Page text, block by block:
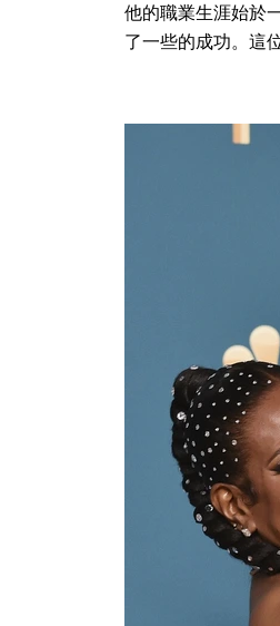
他的職業生涯始於
了一些的成功。這